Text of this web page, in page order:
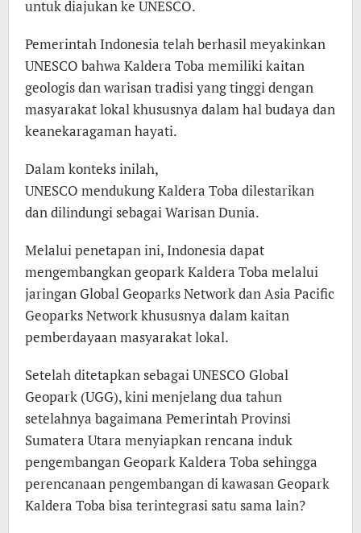
untuk diajukan ke UNESCO.
Pemerintah Indonesia telah berhasil meyakinkan
UNESCO bahwa Kaldera Toba memiliki kaitan
geologis dan warisan tradisi yang tinggi dengan
masyarakat lokal khususnya dalam hal budaya dan
keanekaragaman hayati.
Dalam konteks inilah,
UNESCO mendukung Kaldera Toba dilestarikan
dan dilindungi sebagai Warisan Dunia.
Melalui penetapan ini, Indonesia dapat
mengembangkan geopark Kaldera Toba melalui
jaringan Global Geoparks Network dan Asia Pacific
Geoparks Network khususnya dalam kaitan
pemberdayaan masyarakat lokal.
Setelah ditetapkan sebagai UNESCO Global
Geopark (UGG), kini menjelang dua tahun
setelahnya bagaimana Pemerintah Provinsi
Sumatera Utara menyiapkan rencana induk
pengembangan Geopark Kaldera Toba sehingga
perencanaan pengembangan di kawasan Geopark
Kaldera Toba bisa terintegrasi satu sama lain?